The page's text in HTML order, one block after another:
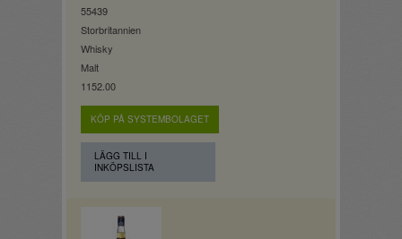
55439
Storbritannien
Whisky
Malt
1152.00
KÖP PÅ SYSTEMBOLAGET
LÄGG TILL I
INKÖPSLISTA